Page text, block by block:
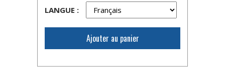
LANGUE :
Ajouter au panier